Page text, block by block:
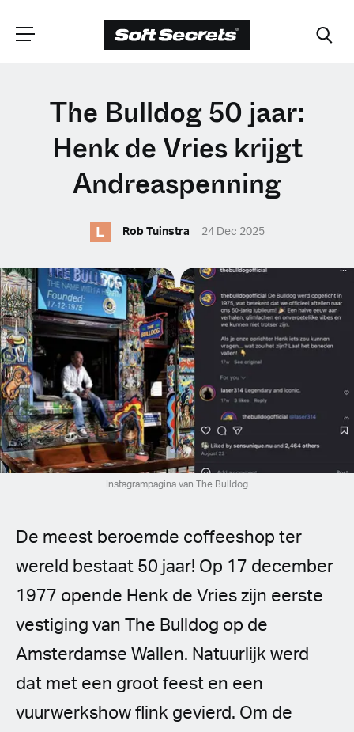
CHOOSE YOUR
LANGUAGE
English (United Kingdom)
English (United States)
Spanish (Spain)
Spanish (Latin America)
German
French
Czech
Polish
The Bulldog 50 jaar:
Henk de Vries krijgt
Andreaspenning
L Rob Tuinstra 24 Dec 2025
Instagrampagina van The Bulldog
De meest beroemde coffeeshop ter
wereld bestaat 50 jaar! Op 17 december
1977 opende Henk de Vries zijn eerste
vestiging van The Bulldog op de
Amsterdamse Wallen. Natuurlijk werd
dat met een groot feest en een
vuurwerkshow flink gevierd. Om de